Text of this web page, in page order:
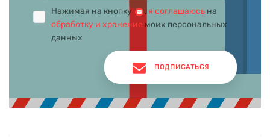
Нажимая на кнопку , я соглашаюсь на
обработку и хранение моих персональных
данных
ПОДПИСАТЬСЯ